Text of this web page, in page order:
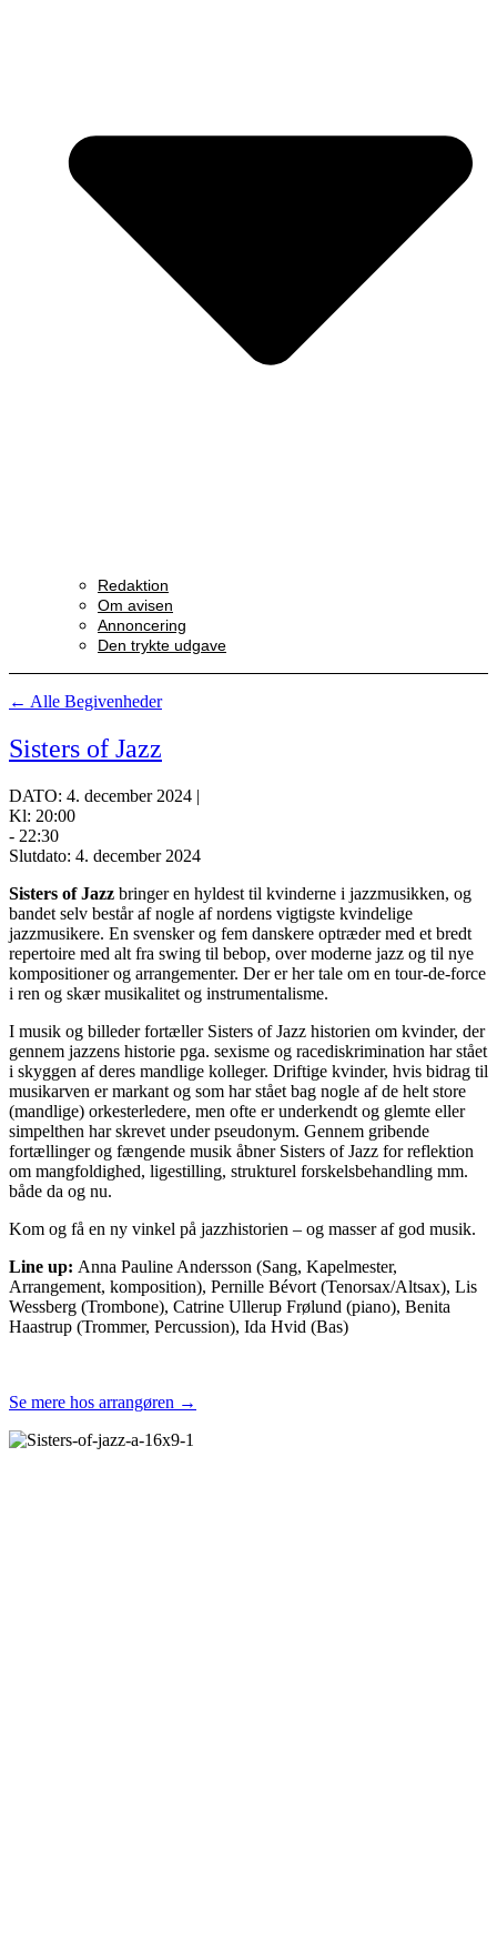
Redaktion
Om avisen
Annoncering
Den trykte udgave
← Alle Begivenheder
Sisters of Jazz
DATO: 4. december 2024 |
Kl: 20:00
- 22:30
Slutdato: 4. december 2024
Sisters of Jazz bringer en hyldest til kvinderne i jazzmusikken, og
bandet selv består af nogle af nordens vigtigste kvindelige
jazzmusikere. En svensker og fem danskere optræder med et bredt
repertoire med alt fra swing til bebop, over moderne jazz og til nye
kompositioner og arrangementer. Der er her tale om en tour-de-force
i ren og skær musikalitet og instrumentalisme.
I musik og billeder fortæller Sisters of Jazz historien om kvinder, der
gennem jazzens historie pga. sexisme og racediskrimination har stået
i skyggen af deres mandlige kolleger. Driftige kvinder, hvis bidrag til
musikarven er markant og som har stået bag nogle af de helt store
(mandlige) orkesterledere, men ofte er underkendt og glemte eller
simpelthen har skrevet under pseudonym. Gennem gribende
fortællinger og fængende musik åbner Sisters of Jazz for reflektion
om mangfoldighed, ligestilling, strukturel forskelsbehandling mm.
både da og nu.
Kom og få en ny vinkel på jazzhistorien – og masser af god musik.
Line up: Anna Pauline Andersson (Sang, Kapelmester,
Arrangement, komposition), Pernille Bévort (Tenorsax/Altsax), Lis
Wessberg (Trombone), Catrine Ullerup Frølund (piano), Benita
Haastrup (Trommer, Percussion), Ida Hvid (Bas)
Se mere hos arrangøren →